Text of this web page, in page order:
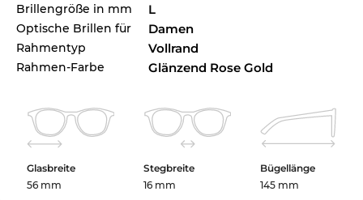
Ausdrucksstarke Linien verleihen dem klassischen
Ansatz des Modells Charakter und machen die
Brille zu einem Must-Have für
genau nach Deinen Wünschen konfigurieren.
Standardmäßig ist Superentspiegelung,
gehärteten Kunststoffgläser inklusive.
Brillengröße in mm L
Optische Brillen für Damen
Rahmentyp Vollrand
Rahmen-Farbe Glänzend Rose Gold
Glasbreite
56 mm
Stegbreite
16 mm
Bügellänge
145 mm